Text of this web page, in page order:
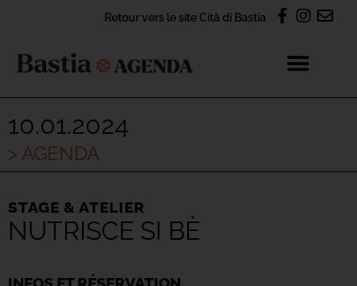
Retour vers le site Cità di Bastia
10.01.2024
> AGENDA
STAGE & ATELIER
NUTRISCE SI BÈ